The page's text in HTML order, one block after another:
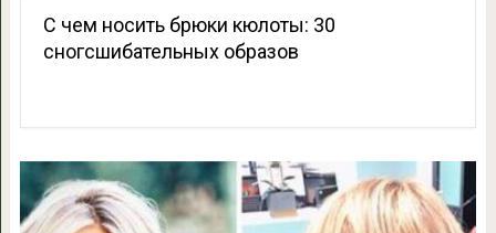
С чем носить брюки кюлоты: 30
сногсшибательных образов